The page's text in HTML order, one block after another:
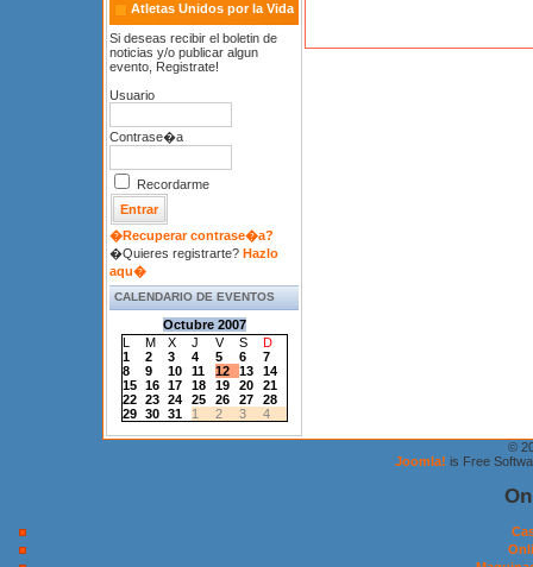
Atletas Unidos por la Vida
Si deseas recibir el boletin de
noticias y/o publicar algun
evento, Registrate!
Usuario
Contrase�a
Recordarme
�Recuperar contrase�a?
�Quieres registrarte? Hazlo
aqu�
CALENDARIO DE EVENTOS
Octubre 2007
L
M X J V S
D
1
2 3 4 5 6
7
8
9 10 11 12 13
14
15
16 17 18 19 20
21
22
23 24 25 26 27
28
29
30 31 1 2 3 4
©
Joomla! is Free